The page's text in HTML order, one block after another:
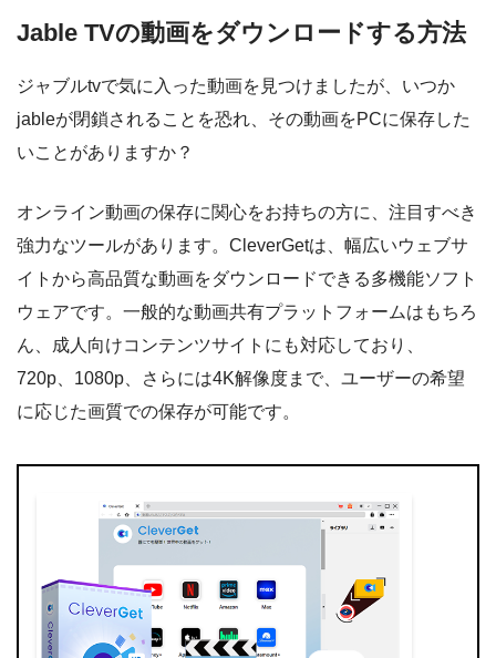
Jable TVの動画をダウンロードする方法
ジャブルtvで気に入った動画を見つけましたが、いつか
jableが閉鎖されることを恐れ、その動画をPCに保存した
いことがありますか？
オンライン動画の保存に関心をお持ちの方に、注目すべき
強力なツールがあります。CleverGetは、幅広いウェブサ
イトから高品質な動画をダウンロードできる多機能ソフト
ウェアです。一般的な動画共有プラットフォームはもちろ
ん、成人向けコンテンツサイトにも対応しており、
720p、1080p、さらには4K解像度まで、ユーザーの希望
に応じた画質での保存が可能です。